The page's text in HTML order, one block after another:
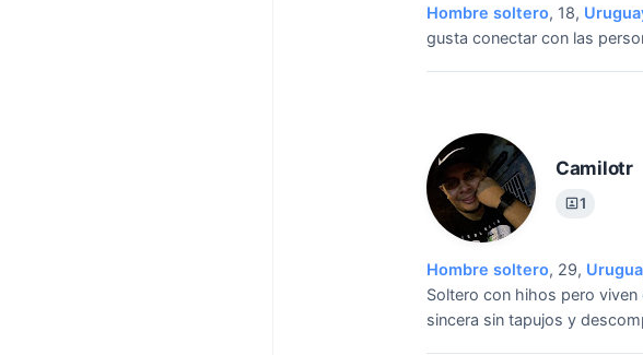
Hombre soltero, 18,
gusta conectar con las
Camilotr
1
Hombre soltero, 29,
Soltero con hihos pero
sincera sin tapujos y